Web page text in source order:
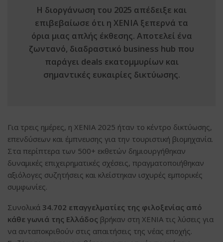
Η διοργάνωση του 2025 απέδειξε και
επιβεβαίωσε ότι η XENIA ξεπερνά τα
όρια μιας απλής έκθεσης. Αποτελεί ένα
ζωντανό, διαδραστικό business hub που
παράγει deals εκατομμυρίων και
σημαντικές ευκαιρίες δικτύωσης.
Για τρεις ημέρες, η XENIA 2025 ήταν το κέντρο δικτύωσης,
επενδύσεων και έμπνευσης για την τουριστική βιομηχανία.
Στα περίπτερα των 500+ εκθετών δημιουργήθηκαν
δυναμικές επιχειρηματικές σχέσεις, πραγματοποιήθηκαν
αξιόλογες συζητήσεις και κλείστηκαν ισχυρές εμπορικές
συμφωνίες.
Συνολικά 34.702 επαγγελματίες της φιλοξενίας από
κάθε γωνιά της Ελλάδος βρήκαν στη XENIA τις λύσεις για
να ανταποκριθούν στις απαιτήσεις της νέας εποχής.